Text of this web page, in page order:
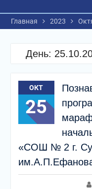
Главная 2023
День:
ОКТ
25
«СОШ № 2 г.